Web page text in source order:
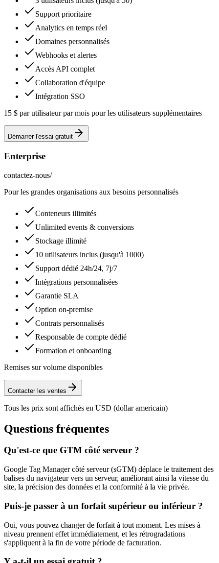
Support prioritaire
Analytics en temps réel
Domaines personnalisés
Webhooks et alertes
Accès API complet
Collaboration d'équipe
Intégration SSO
15 $ par utilisateur par mois pour les utilisateurs supplémentaires
Démarrer l'essai gratuit
Enterprise
contactez-nous/
Pour les grandes organisations aux besoins personnalisés
Conteneurs illimités
Unlimited events & conversions
Stockage illimité
10 utilisateurs inclus (jusqu'à 1000)
Support dédié 24h/24, 7j/7
Intégrations personnalisées
Garantie SLA
Option on-premise
Contrats personnalisés
Responsable de compte dédié
Formation et onboarding
Remises sur volume disponibles
Contacter les ventes
Tous les prix sont affichés en USD (dollar americain)
Questions fréquentes
Qu'est-ce que GTM côté serveur ?
Google Tag Manager côté serveur (sGTM) déplace le traitement des
balises du navigateur vers un serveur, améliorant ainsi la vitesse du
site, la précision des données et la conformité à la vie privée.
Puis-je passer à un forfait supérieur ou inférieur ?
Oui, vous pouvez changer de forfait à tout moment. Les mises à
niveau prennent effet immédiatement, et les rétrogradations
s'appliquent à la fin de votre période de facturation.